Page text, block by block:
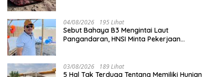
04/08/2026 195 Lihat
Sebut Bahaya B3 Mengintai Laut
Pangandaran, HNSI Minta Pekerjaan
03/08/2026 189 Lihat
5 Hal Tak Terduga Tentang Memiliki Hunian